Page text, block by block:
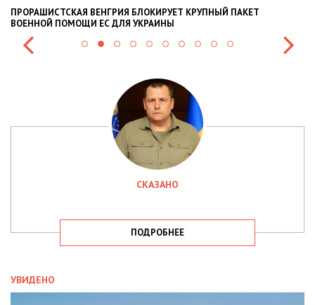
ПАКЕТ
НАЦПОЛІЦІЯ ЛЯКАЄ ГРОМАДЯН
СИТУАЦІЇ В РАЗІ МОБІЛІЗАЦІЇ ПОЛІЦІЯНТІВ НА
СКАЗАНО
ПОДРОБНЕЕ
УВИДЕНО